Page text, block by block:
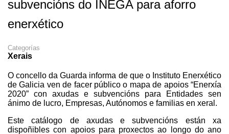
subvencións do INEGA para aforro
enerxético
Categorías
Xerais
O concello da Guarda informa de que o Instituto Enerxético
de Galicia ven de facer público o mapa de apoios “Enerxía
2020” con axudas e subvencións para Entidades sen
ánimo de lucro, Empresas, Autónomos e familias en xeral.
Este catálogo de axudas e subvencións están xa
dispoñibles con apoios para proxectos ao longo do ano